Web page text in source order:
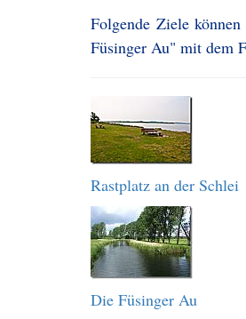
Folgende Ziele
Füsinger Au" mit dem
Rastplatz an der Schlei
Die Füsinger Au